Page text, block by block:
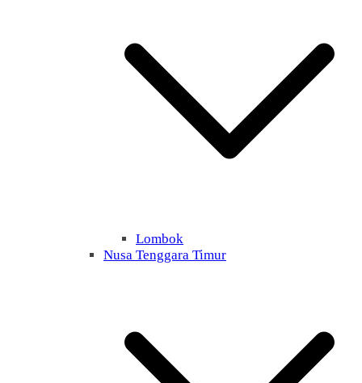
Lombok
Nusa Tenggara Timur